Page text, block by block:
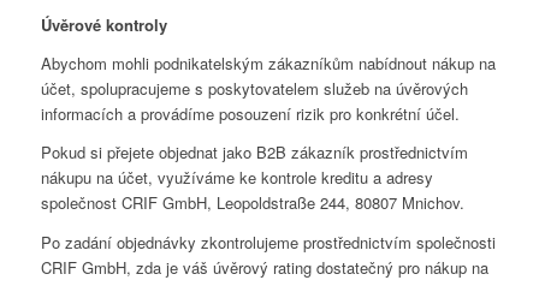
Úvěrové kontroly
Abychom mohli podnikatelským zákazníkům nabídnout nákup na
účet, spolupracujeme s poskytovatelem služeb na úvěrových
informacích a provádíme posouzení rizik pro konkrétní účel.
Pokud si přejete objednat jako B2B zákazník prostřednictvím
nákupu na účet, využíváme ke kontrole kreditu a adresy
společnost CRIF GmbH, Leopoldstraße 244, 80807 Mnichov.
Po zadání objednávky zkontrolujeme prostřednictvím společnosti
CRIF GmbH, zda je váš úvěrový rating dostatečný pro nákup na